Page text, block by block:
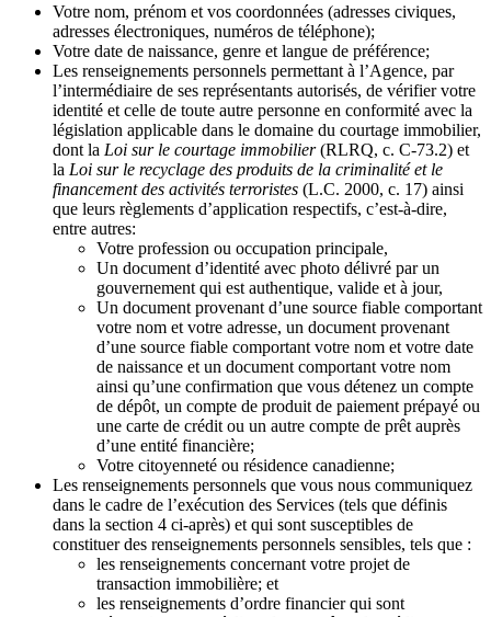
Votre nom, prénom et vos coordonnées (adresses civiques,
adresses électroniques, numéros de téléphone);
Votre date de naissance, genre et langue de préférence;
Les renseignements personnels permettant à l’Agence, par
l’intermédiaire de ses représentants autorisés, de vérifier votre
identité et celle de toute autre personne en conformité avec la
législation applicable dans le domaine du courtage immobilier,
dont la Loi sur le courtage immobilier(RLRQ, c. C-73.2) et
la Loi sur le recyclage des produits de la criminalité et le
financement des activités terroristes (L.C. 2000, c. 17) ainsi
que leurs règlements d’application respectifs, c’est-à-dire,
entre autres:
Votre profession ou occupation principale,
Un document d’identité avec photo délivré par un
gouvernement qui est authentique, valide et à jour,
Un document provenant d’une source fiable comportant
votre nom et votre adresse, un document provenant
d’une source fiable comportant votre nom et votre date
de naissance et un document comportant votre nom
ainsi qu’une confirmation que vous détenez un compte
de dépôt, un compte de produit de paiement prépayé ou
une carte de crédit ou un autre compte de prêt auprès
d’une entité financière;
Votre citoyenneté ou résidence canadienne;
Les renseignements personnels que vous nous communiquez
dans le cadre de l’exécution des Services (tels que définis
dans la section 4 ci-après) et qui sont susceptibles de
constituer des renseignements personnels sensibles, tels que :
les renseignements concernant votre projet de
transaction immobilière; et
les renseignements d’ordre financier qui sont